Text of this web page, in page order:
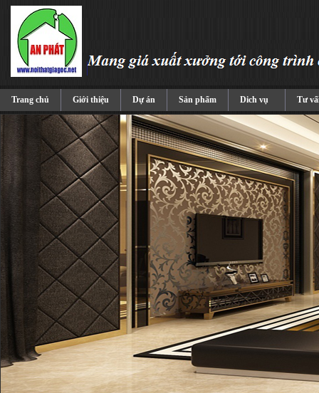
Trang chủ Giới thiệu Dự án Sản phẩm Dich vụ Tư